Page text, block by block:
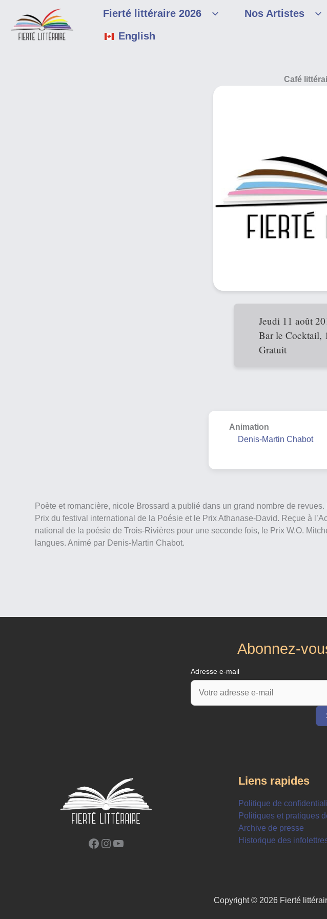
contenu
Fierté littéraire 2026 Nos Artistes
English
Café
Jeudi 11 août
Bar le Cocktail,
Gratuit
Animation
Denis-Martin Chabot
Poète et romancière, nicole Brossard a publié dans un grand nombre de
Prix du festival international de la Poésie et le Prix Athanase-David. Reçue à
national de la poésie de Trois-Rivières pour une seconde fois, le Prix W.O.
langues. Animé par Denis-Martin Chabot.
Abonnez-
Adresse e-mail
Facebook
Instagram
YouTube
Liens rapides
Politique de
Politiques et pratiques
Archive de presse
Historique des
Copyright © 2026 Fierté